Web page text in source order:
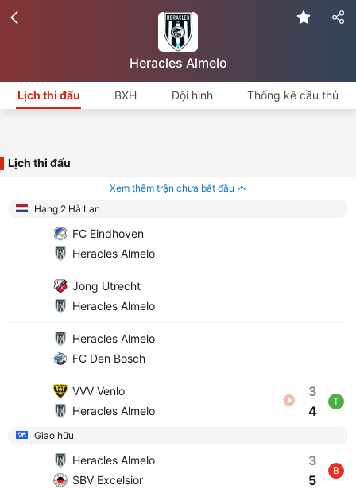
Heracles Almelo
Lịch thi đấu BXH Đội hình Thống kê cầu thủ
Lịch thi đấu
Xem thêm trận chưa bắt đầu
Hạng 2 Hà Lan
FC Eindhoven
Heracles Almelo
Jong Utrecht
Heracles Almelo
Heracles Almelo
FC Den Bosch
VVV Venlo
Heracles Almelo
3
4
T
Giao hữu
Heracles Almelo
SBV Excelsior
3
5
B